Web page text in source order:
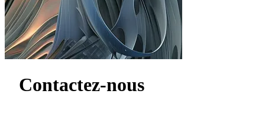
Contactez-nous